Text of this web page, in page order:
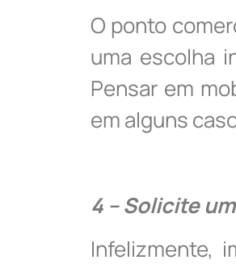
O ponto
uma escolha
Pensar em
em alguns
4 – Solicite
Infelizmente,